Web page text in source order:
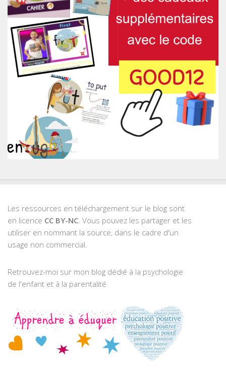
Les ressources en téléchargement sur le blog sont
en licence CC BY-NC. Vous pouvez les partager et les
utiliser en nommant la source, dans le cadre d'un
usage non commercial.
Retrouvez-moi sur mon blog dédié à la psychologie
de l'enfant et à la parentalité